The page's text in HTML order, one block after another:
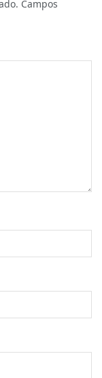
Campos